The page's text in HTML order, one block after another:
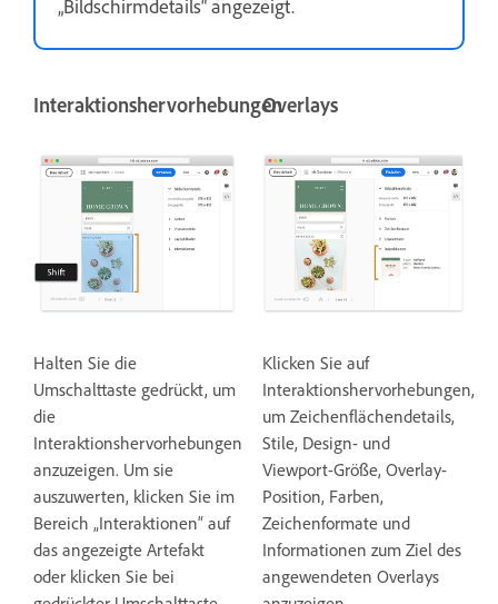
„Bildschirmdetails“ angezeigt.
Overlays
Klicken Sie auf
Interaktionshervorhebungen,
um Zeichenflächendetails,
Stile, Design- und
Viewport-Größe, Overlay-
Position, Farben,
Zeichenformate und
Informationen zum Ziel des
angewendeten Overlays
Interaktionshervorhebungen
Halten Sie die
Umschalttaste gedrückt, um
die
Interaktionshervorhebungen
anzuzeigen. Um sie
auszuwerten, klicken Sie im
Bereich „Interaktionen“ auf
das angezeigte Artefakt
oder klicken Sie bei